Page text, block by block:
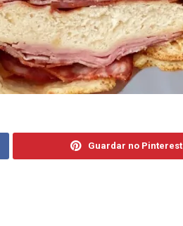
Guardar no Pinterest